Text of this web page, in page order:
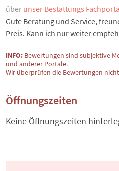
über unser Bestattungs
Gute Beratung und Service,
Preis. Kann ich nur weiter
INFO: Bewertungen sind subjektive
und anderer Portale.
Wir überprüfen die Bewertungen
Öffnungszeiten
Keine Öffnungszeiten